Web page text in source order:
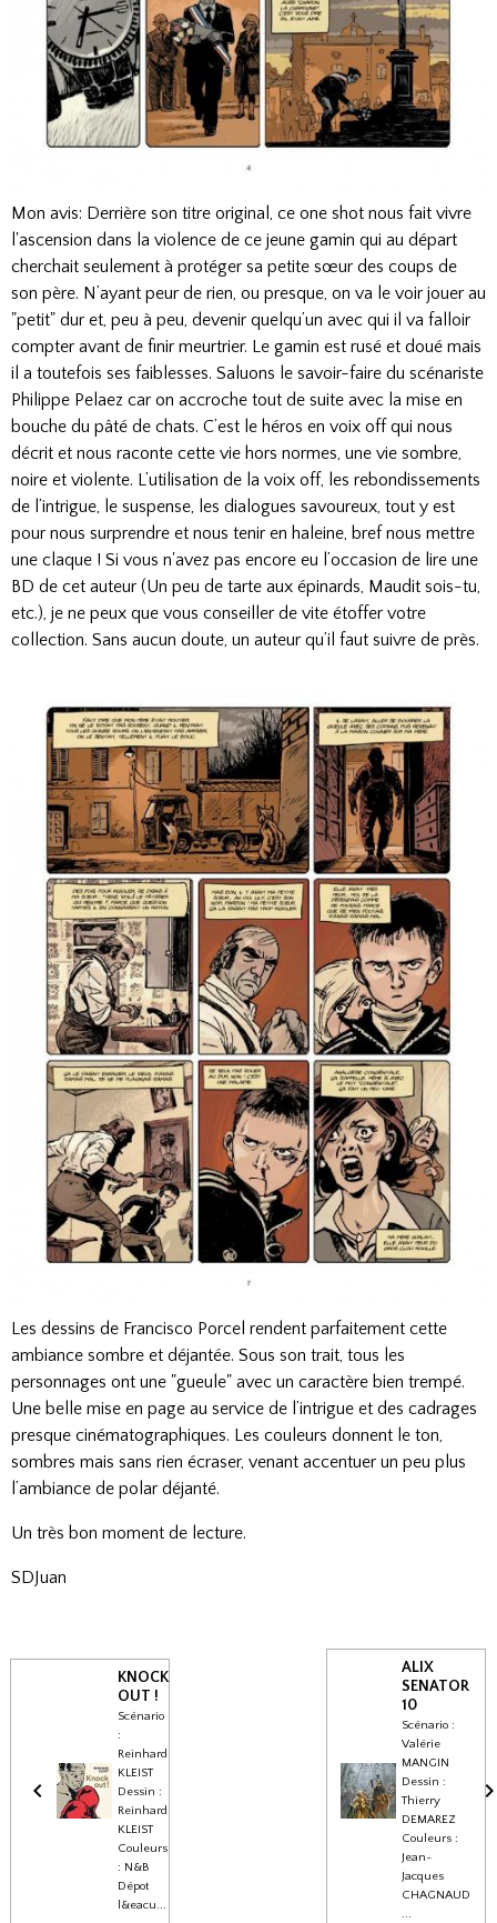
Mon avis: Derrière son titre original, ce one shot nous fait vivre
l'ascension dans la violence de ce jeune gamin qui au départ
cherchait seulement à protéger sa petite sœur des coups de
son père. N’ayant peur de rien, ou presque, on va le voir jouer au
"petit" dur et, peu à peu, devenir quelqu’un avec qui il va falloir
compter avant de finir meurtrier. Le gamin est rusé et doué mais
il a toutefois ses faiblesses. Saluons le savoir-faire du scénariste
Philippe Pelaez car on accroche tout de suite avec la mise en
bouche du pâté de chats. C’est le héros en voix off qui nous
décrit et nous raconte cette vie hors normes, une vie sombre,
noire et violente. L’utilisation de la voix off, les rebondissements
de l’intrigue, le suspense, les dialogues savoureux, tout y est
pour nous surprendre et nous tenir en haleine, bref nous mettre
une claque ! Si vous n'avez pas encore eu l’occasion de lire une
BD de cet auteur (Un peu de tarte aux épinards, Maudit sois-tu,
etc.), je ne peux que vous conseiller de vite étoffer votre
collection. Sans aucun doute, un auteur qu’il faut suivre de près.
Les dessins de Francisco Porcel rendent parfaitement cette
ambiance sombre et déjantée. Sous son trait, tous les
personnages ont une "gueule" avec un caractère bien trempé.
Une belle mise en page au service de l’intrigue et des cadrages
presque cinématographiques. Les couleurs donnent le ton,
sombres mais sans rien écraser, venant accentuer un peu plus
l’ambiance de polar déjanté.
Un très bon moment de lecture.
SDJuan
KNOCK
OUT !
Scénario
:
Reinhard
KLEIST
Dessin :
Reinhard
KLEIST
Couleurs
: N&B
Dépot
l&eacu...
ALIX
SENATOR
10
Scénario :
Valérie
MANGIN
Dessin :
Thierry
DEMAREZ
Couleurs :
Jean-
Jacques
CHAGNAUD
...